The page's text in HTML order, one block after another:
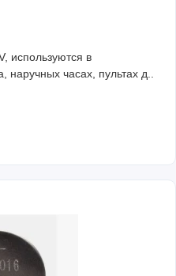
используются в
часах, пультах д..